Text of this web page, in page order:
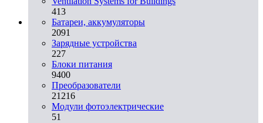
413
Батареи, аккумуляторы
2091
Зарядные устройства
227
Блоки питания
9400
Преобразователи
21216
Модули фотоэлектрические
51